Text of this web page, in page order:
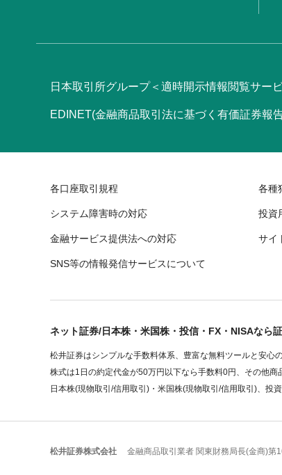
日本取引所グループ＜適時開示情報閲覧サー
EDINET(金融商品取引法に基づく有価証券報
各口座取引規程 各種
システム障害時の対応 投資
金融サービス提供法への対応 サイ
SNS等の情報発信サービスについて
ネット証券/日本株・米国株・投信・FX・NISAなら
松井証券はシンプルな手数料体系、豊富な無料ツールと安心
株式は1日の約定代金が50万円以下なら手数料0円、その他
日本株(現物取引/信用取引)・米国株(現物取引/信用取引)、投
松井証券株式会社 金融商品取引業者 関東財務局長(金商)第